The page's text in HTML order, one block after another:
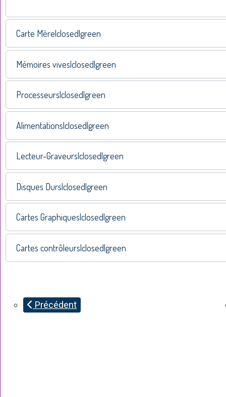
Carte Mère|closed|green
Mémoires vives|closed|green
Processeurs|closed|green
Alimentations|closed|green
Lecteur-Graveurs|closed|green
Disques Durs|closed|green
Cartes Graphiques|closed|green
Cartes contrôleurs|closed|green
Précédent